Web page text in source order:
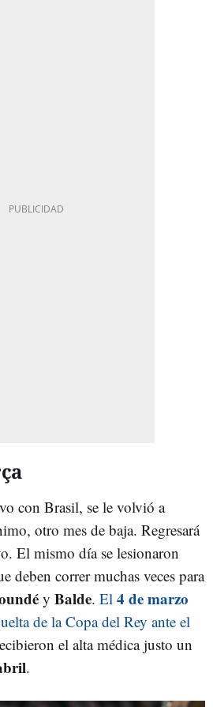
con Brasil, se le volvió a
otro mes de baja. Regresará
El mismo día se lesionaron
deben correr muchas veces para
y Balde. El 4 de marzo
de la Copa del Rey ante el
el alta médica justo un
.